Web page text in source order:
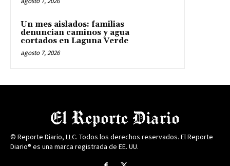
Un mes aislados: familias
denuncian caminos y agua
cortados en Laguna Verde
agosto 7, 2026
© Reporte Diario, LLC. Todos los derechos reservados. El Reporte
Diario® es una marca registrada de EE. UU.